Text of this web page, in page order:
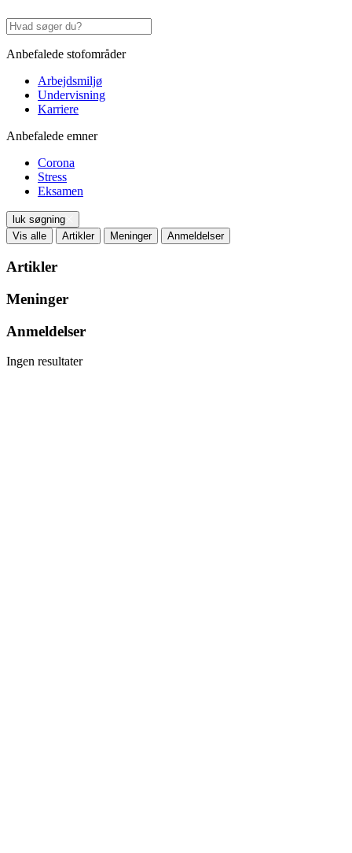
Anbefalede stofområder
Arbejdsmiljø
Undervisning
Karriere
Anbefalede emner
Corona
Stress
Eksamen
luk søgning
Vis alle
Artikler Meninger Anmeldelser
Artikler
Meninger
Anmeldelser
Ingen resultater